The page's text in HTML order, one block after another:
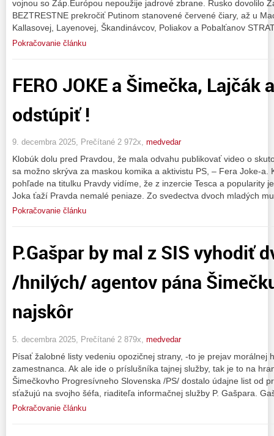
vojnou so Záp.Európou nepoužije jadrové zbrane. Rusko dovolilo
BEZTRESTNE prekročiť Putinom stanovené červené čiary, až u
Kallasovej, Layenovej, Škandinávcov, Poliakov a Pobalťanov
Pokračovanie článku
FERO JOKE a Šimečka, Lajčák
odstúpiť !
9. decembra 2025, Prečítané 2 972x, medvedar
Klobúk dolu pred Pravdou, že mala odvahu publikovať video o
sa možno skrýva za maskou komika a aktivistu PS, – Fera Joke-a.
pohľade na titulku Pravdy vidíme, že z inzercie Tesca a popularity
Joka ťaží Pravda nemalé peniaze. Zo svedectva dvoch mladých
Pokračovanie článku
P.Gašpar by mal z SIS vyhodiť
/hnilých/ agentov pána
najskôr
5. decembra 2025, Prečítané 2 879x, medvedar
Písať žalobné listy vedeniu opozičnej strany, -to je prejav morálnej
zamestnanca. Ak ale ide o príslušníka tajnej služby, tak je to na
Šimečkovho Progresívneho Slovenska /PS/ dostalo údajne list od
sťažujú na svojho šéfa, riaditeľa informačnej služby P. Gašpara.
Pokračovanie článku